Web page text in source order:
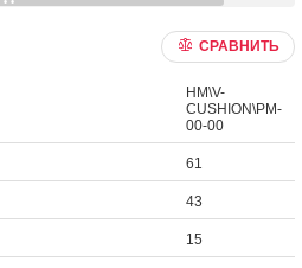
СРАВНИТЬ
HM\V-
CUSHION\PM-
00-00
61
43
15